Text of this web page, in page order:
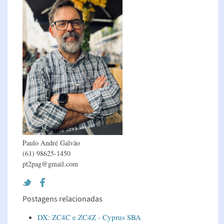
Paulo André Galvão
(61) 98625-1450
pt2pag@gmail.com
Postagens relacionadas
DX: ZC4C e ZC4Z - Cyprus SBA